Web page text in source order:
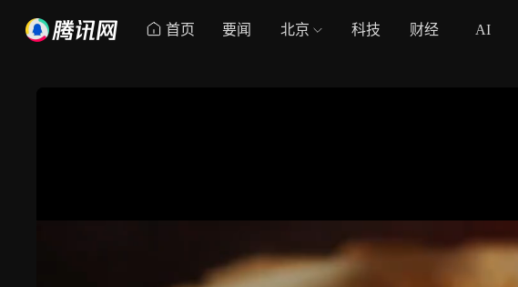
首页 要闻 北京 科技 财经 AI